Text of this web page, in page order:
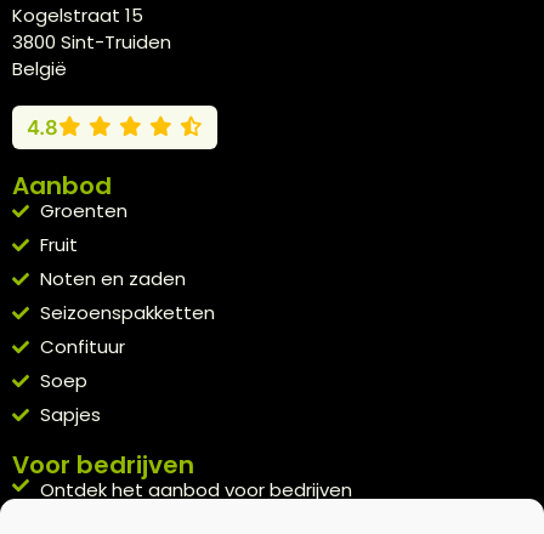
Kogelstraat 15
3800 Sint-Truiden
België
4.8
Aanbod
Groenten
Fruit
Noten en zaden
Seizoenspakketten
Confituur
Soep
Sapjes
Voor bedrijven
Ontdek het aanbod voor bedrijven